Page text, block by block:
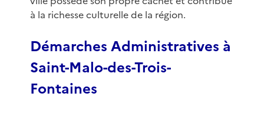
à la richesse culturelle de la région.
Démarches Administratives à
Saint-Malo-des-Trois-
Fontaines